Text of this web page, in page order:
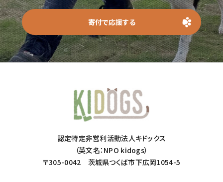
寄付で応援する
認定特定非営利活動法人キドックス
（英文名：NPO kidogs）
〒305-0042 茨城県つくば市下広岡1054-5